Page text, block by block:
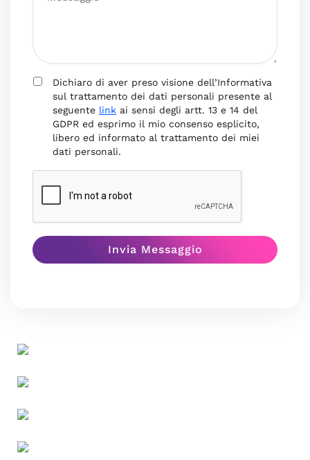
Dichiaro di aver preso visione dell’Informativa
sul trattamento dei dati personali presente al
seguente link ai sensi degli artt. 13 e 14 del
GDPR ed esprimo il mio consenso esplicito,
libero ed informato al trattamento dei miei
dati personali.